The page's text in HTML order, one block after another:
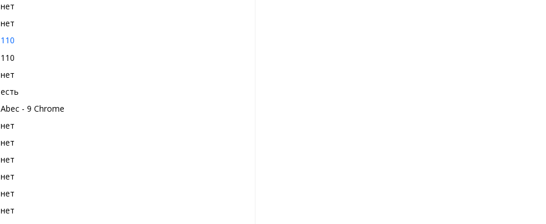
нет
нет
110
110
нет
есть
Аbec - 9 Chrome
нет
нет
нет
нет
нет
нет